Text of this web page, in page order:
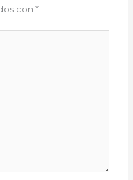
con*